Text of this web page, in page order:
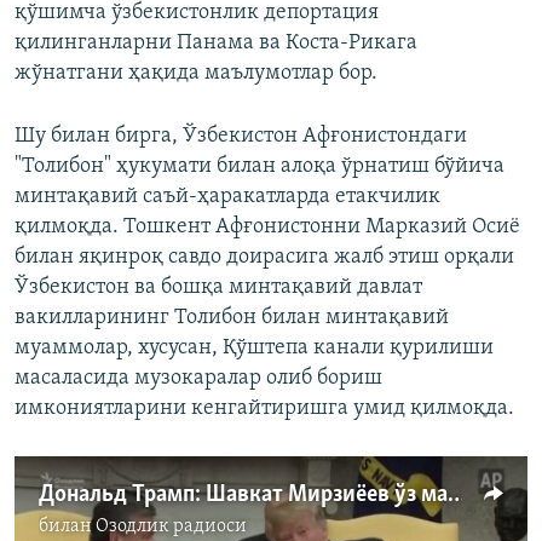
қўшимча ўзбекистонлик депортация
қилинганларни Панама ва Коста-Рикага
жўнатгани ҳақида маълумотлар бор.
Шу билан бирга, Ўзбекистон Афғонистондаги
"Толибон" ҳукумати билан алоқа ўрнатиш бўйича
минтақавий саъй-ҳаракатларда етакчилик
қилмоқда. Тошкент Афғонистонни Марказий Осиё
билан яқинроқ савдо доирасига жалб этиш орқали
Ўзбекистон ва бошқа минтақавий давлат
вакилларининг Толибон билан минтақавий
муаммолар, хусусан, Қўштепа канали қурилиши
масаласида музокаралар олиб бориш
имкониятларини кенгайтиришга умид қилмоқда.
Дональд Трамп: Шавкат Мирзиёев ўз мамлакати ва ҳамма жойда ҳурмат қилинадиган одам!
биланОзодлик радиоси